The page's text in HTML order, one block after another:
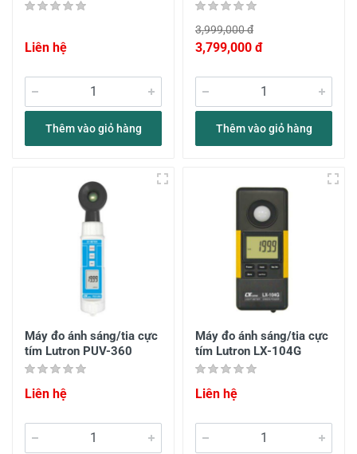
Liên hệ
Thêm vào giỏ hàng
3,999,000 đ
3,799,000 đ
Thêm vào giỏ hàng
Máy đo ánh sáng/tia cực
tím Lutron PUV-360
Liên hệ
Máy đo ánh sáng/tia cực
tím Lutron LX-104G
Liên hệ